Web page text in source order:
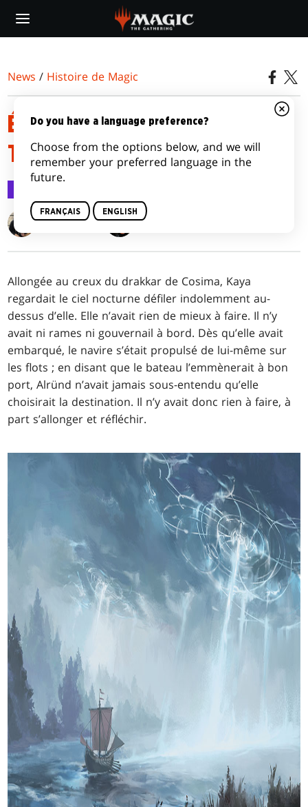
main
News / Histoire de Magic
ÉPISODE 2: LE RÉVEIL DES
TROLLS
Roy Graham Jenna Helland
Allongée au creux du drakkar de Cosima, Kaya
regardait le ciel nocturne défiler indolemment au-
dessus d’elle. Elle n’avait rien de mieux à faire. Il n’y
avait ni rames ni gouvernail à bord. Dès qu’elle avait
embarqué, le navire s’était propulsé de lui-même sur
les flots ; en disant que le bateau l’emmènerait à bon
port, Alründ n’avait jamais sous-entendu qu’elle
choisirait la destination. Il n’y avait donc rien à faire, à
part s’allonger et réfléchir.
Do you have a language preference?
Choose from the options below, and we will
remember your preferred language in the
future.
FRANÇAIS ENGLISH